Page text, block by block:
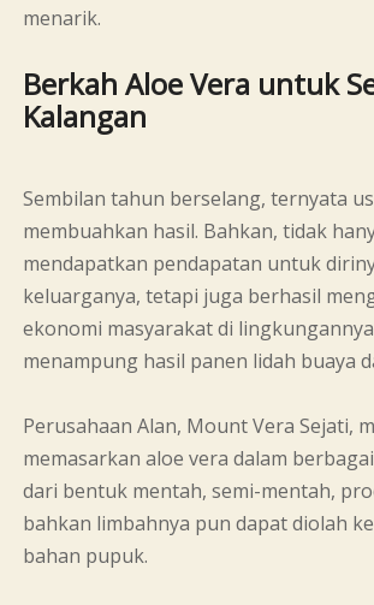
menarik.
Berkah Aloe Vera untuk
Kalangan
Sembilan tahun berselang, ternyata
membuahkan hasil. Bahkan, tidak
mendapatkan pendapatan untuk
keluarganya, tetapi juga berhasil
ekonomi masyarakat di
menampung hasil panen lidah buaya
Perusahaan Alan, Mount Vera Sejati,
memasarkan aloe vera dalam
dari bentuk mentah, semi-mentah,
bahkan limbahnya pun dapat diolah
bahan pupuk.